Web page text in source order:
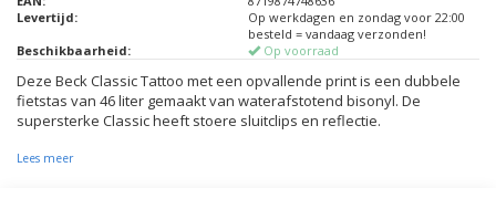
Levertijd:
Op werkdagen en zondag voor 22:00
besteld = vandaag verzonden!
Beschikbaarheid:
Op voorraad
Deze Beck Classic Tattoo met een opvallende print is een dubbele
fietstas van 46 liter gemaakt van waterafstotend bisonyl. De
supersterke Classic heeft stoere sluitclips en reflectie.
Lees meer